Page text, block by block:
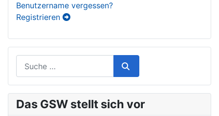
Benutzername vergessen?
Registrieren
Das GSW stellt sich vor